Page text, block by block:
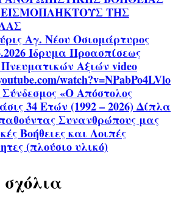
ΤΗΣ
Αγ. Νέου Οσιομάρτυρος
Ίδρυμα Προασπίσεως
Αξιών video
watch?v=NPabPo4LVlo
Σύνδεσμος «Ο Απόστολος
34 Ετών (1992 – 2026) Δίπλα
Συνανθρώπους μας
Βοήθειες και Λοιπές
(πλούσιο υλικό)